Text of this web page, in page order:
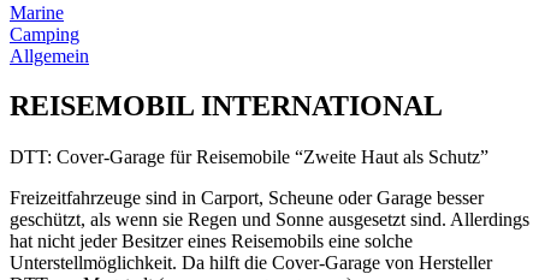
Marine
Camping
Allgemein
REISEMOBIL INTERNATIONAL
DTT: Cover-Garage für Reisemobile “Zweite Haut als Schutz”
Freizeitfahrzeuge sind in Carport, Scheune oder Garage besser
geschützt, als wenn sie Regen und Sonne ausgesetzt sind. Allerdings
hat nicht jeder Besitzer eines Reisemobils eine solche
Unterstellmöglichkeit. Da hilft die Cover-Garage von Hersteller